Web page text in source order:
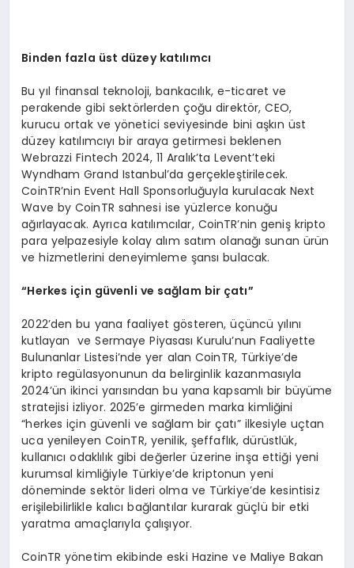
Binden fazla üst düzey katılımcı
Bu yıl finansal teknoloji, bankacılık, e-ticaret ve
perakende gibi sektörlerden çoğu direktör, CEO,
kurucu ortak ve yönetici seviyesinde bini aşkın üst
düzey katılımcıyı bir araya getirmesi beklenen
Webrazzi Fintech 2024, 11 Aralık’ta Levent’teki
Wyndham Grand Istanbul’da gerçekleştirilecek.
CoinTR’nin Event Hall Sponsorluğuyla kurulacak Next
Wave by CoinTR sahnesi ise yüzlerce konuğu
ağırlayacak. Ayrıca katılımcılar, CoinTR’nin geniş kripto
para yelpazesiyle kolay alım satım olanağı sunan ürün
ve hizmetlerini deneyimleme şansı bulacak.
“Herkes için güvenli ve sağlam bir çatı”
2022’den bu yana faaliyet gösteren, üçüncü yılını
kutlayan ve Sermaye Piyasası Kurulu’nun Faaliyette
Bulunanlar Listesi’nde yer alan CoinTR, Türkiye’de
kripto regülasyonunun da belirginlik kazanmasıyla
2024’ün ikinci yarısından bu yana kapsamlı bir büyüme
stratejisi izliyor. 2025’e girmeden marka kimliğini
“herkes için güvenli ve sağlam bir çatı” ilkesiyle uçtan
uca yenileyen CoinTR, yenilik, şeffaflık, dürüstlük,
kullanıcı odaklılık gibi değerler üzerine inşa ettiği yeni
kurumsal kimliğiyle Türkiye’de kriptonun yeni
döneminde sektör lideri olma ve Türkiye’de kesintisiz
erişilebilirlikle kalıcı bağlantılar kurarak güçlü bir etki
yaratma amaçlarıyla çalışıyor.
CoinTR yönetim ekibinde eski Hazine ve Maliye Bakan